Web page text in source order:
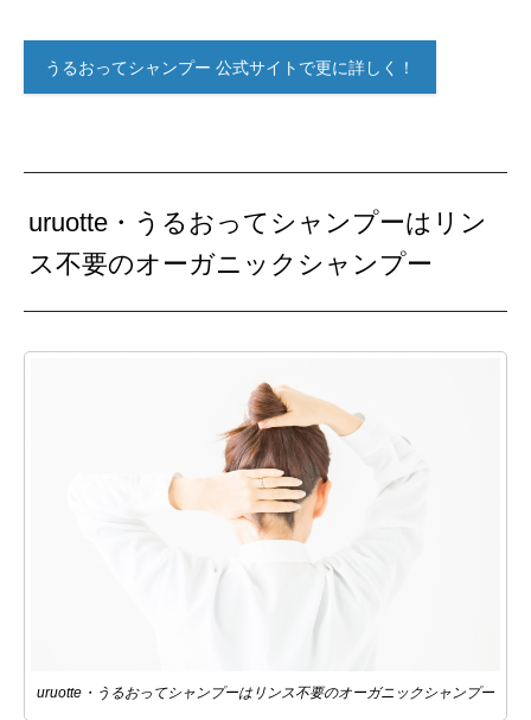
うるおってシャンプー 公式サイトで更に詳しく！
uruotte・うるおってシャンプーはリン
ス不要のオーガニックシャンプー
uruotte・うるおってシャンプーはリンス不要のオーガニックシャンプー